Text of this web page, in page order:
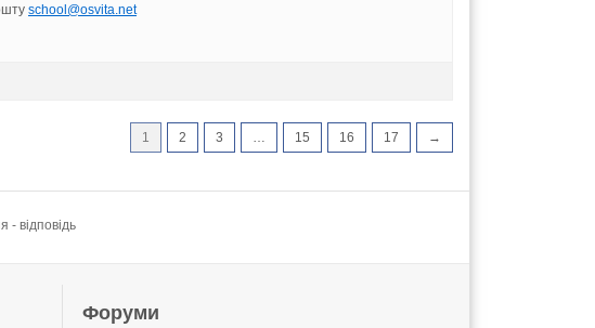
school@osvita.net
1 2 3 … 15 16 17 →
- відповідь
Форуми